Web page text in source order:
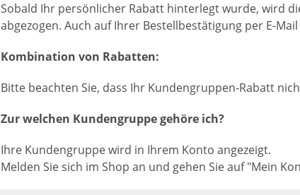
Sobald Ihr persönlicher Rabatt hinterlegt wurde, wird
abgezogen. Auch auf Ihrer Bestellbestätigung per E-
Kombination von Rabatten:
Bitte beachten Sie, dass Ihr Kundengruppen-Rabatt
Zur welchen Kundengruppe gehöre ich?
Ihre Kundengruppe wird in Ihrem Konto angezeigt.
Melden Sie sich im Shop an und gehen Sie auf "Mein